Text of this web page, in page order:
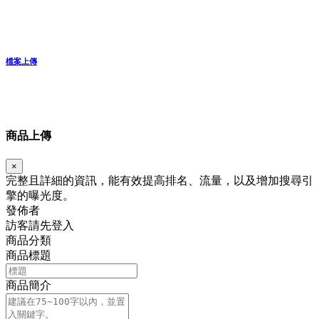
檔案上傳
商品上傳
×
完整且詳細的資訊，能有效提高排名、流量，以及增加搜尋引
擎的曝光度。
發佈者
訪客請先登入
商品分類
商品標題
商品簡介